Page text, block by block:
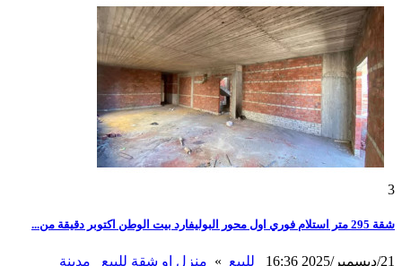
3
شقة 295 متر استلام فوري اول محور البوليفارد بيت الوطن اكتوبر دقيقة من...
21/ديسمبر/2025 16:36 للبيع » منزل او شقة للبيع
مدينة